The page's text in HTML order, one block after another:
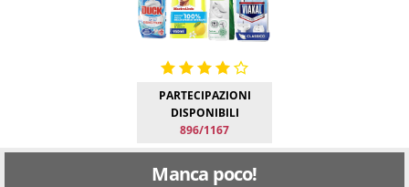
PARTECIPAZIONI
DISPONIBILI
896/1167
Manca poco!